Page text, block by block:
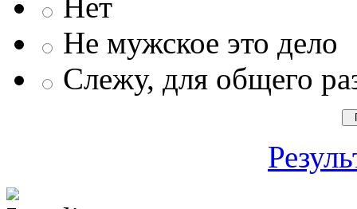
Не мужское это дело
Слежу, для общего